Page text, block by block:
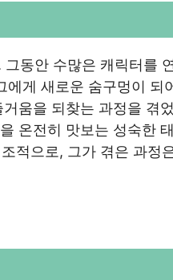
그동안 수많은 캐릭터를
게 새로운 숨구멍이 되
움을 되찾는 과정을 겪
온전히 맛보는 성숙한
적으로, 그가 겪은 과정